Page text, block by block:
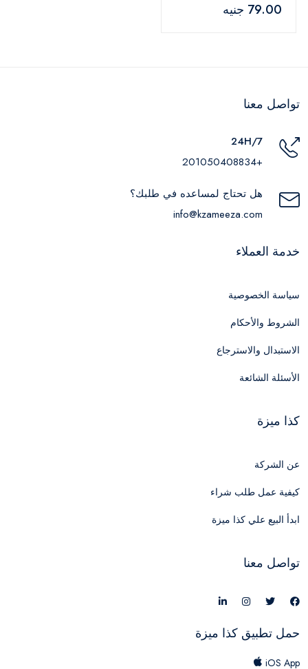
الأمد , 500 مل
79.00 جنيه
تواصل معنا
24H/7
+201050408834
هل تحتاج لمساعده في طلبك؟
info@kzameeza.com
خدمة العملاء
سياسة الخصوصية
الشروط والأحكام
الاستبدال والاسترجاع
الأسئلة الشائعة
كذا ميزة
عن الشركة
كيفية عمل طلب شراء
ابدأ البيع علي كذا ميزة
تواصل معنا
حمل تطبيق كذا ميزة
iOS App